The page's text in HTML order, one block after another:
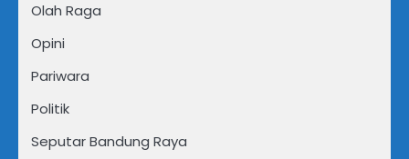
Olah Raga
Opini
Pariwara
Politik
Seputar Bandung Raya